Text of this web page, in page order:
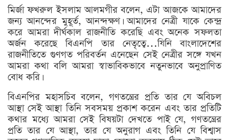
মির্জা ফখরুল ইসলাম আলমগীর বলেন, এটা আজকে আমাদের
জন্য আনন্দের মুহূর্ত, আনন্দক্ষণ। আমাদের নেত্রী যাকে কেন্দ্র
করে আমরা দীর্ঘকাল রাজনীতি করেছি এবং অনেক সফলতা
অর্জন করেছে বিএনপি তার নেতৃত্বে…যিনি বাংলাদেশের
রাজনীতিতে গুণগত পরিবর্তন এনেছেন সেই নেত্রীর সঙ্গে যখন
আমরা কথা বলি আমরা স্বাভাবিকভাবে নতুনভাবে অনুপ্রাণিত
বোধ করি।
বিএনপির মহাসচিব বলেন, গণতন্ত্রের প্রতি তার যে অবিচল
আস্থা সেই আস্থা তিনি সবসময় প্রকাশ করেন এবং তার প্রতিটি
কথার মধ্যে আমরা সেই বিষয়টা দেখতে পাই যে, গণতন্ত্রের
প্রতি তার যে আস্থা, তার যে অনুরাগ এবং তিনি যে বিশ্বাস